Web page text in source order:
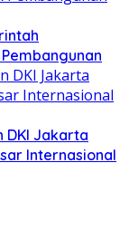
DKI Jakarta
Internasional